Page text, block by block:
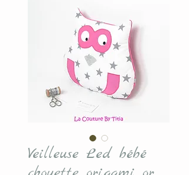
Veilleuse Led bébé